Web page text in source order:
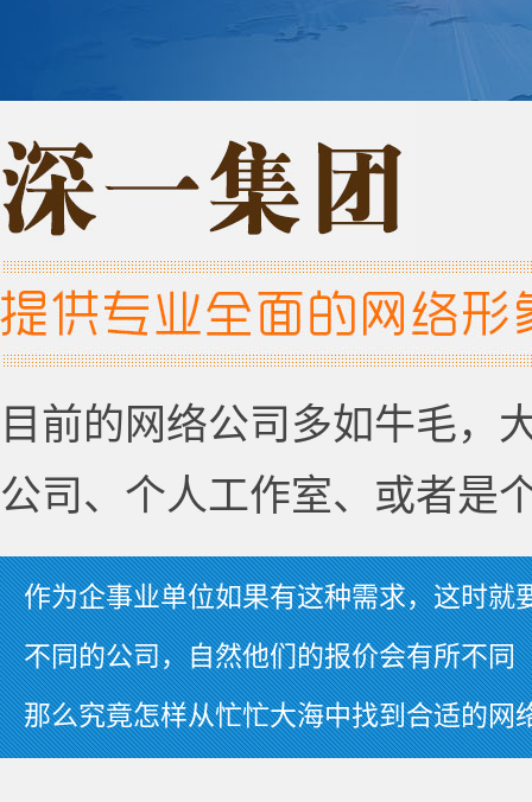
目前的网络公司多如牛毛，
公司、个人工作室、或者是
作为企事业单位如果有这种需求，这时就
不同的公司，自然他们的报价会有所不同
那么究竟怎样从忙忙大海中找到合适的网